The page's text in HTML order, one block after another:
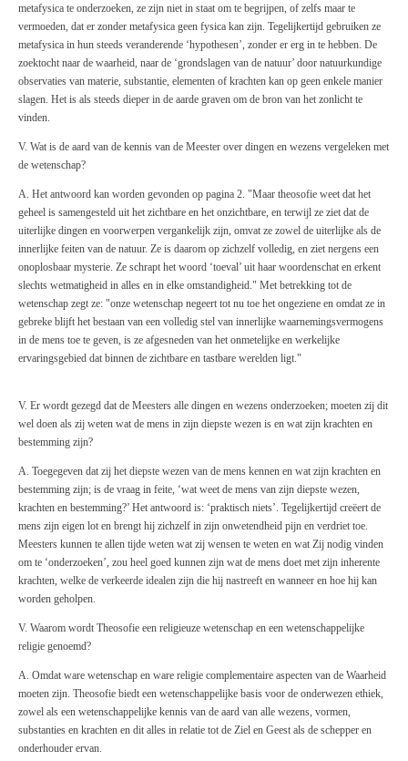
metafysica te onderzoeken, ze zijn niet in staat om te begrijpen, of zelfs maar te
vermoeden, dat er zonder metafysica geen fysica kan zijn. Tegelijkertijd gebruiken ze
metafysica in hun steeds veranderende ‘hypothesen’, zonder er erg in te hebben. De
zoektocht naar de waarheid, naar de ‘grondslagen van de natuur’ door natuurkundige
observaties van materie, substantie, elementen of krachten kan op geen enkele manier
slagen. Het is als steeds dieper in de aarde graven om de bron van het zonlicht te
vinden.
V. Wat is de aard van de kennis van de Meester over dingen en wezens vergeleken met
de wetenschap?
A. Het antwoord kan worden gevonden op pagina 2. "Maar theosofie weet dat het
geheel is samengesteld uit het zichtbare en het onzichtbare, en terwijl ze ziet dat de
uiterlijke dingen en voorwerpen vergankelijk zijn, omvat ze zowel de uiterlijke als de
innerlijke feiten van de natuur. Ze is daarom op zichzelf volledig, en ziet nergens een
onoplosbaar mysterie. Ze schrapt het woord ‘toeval’ uit haar woordenschat en erkent
slechts wetmatigheid in alles en in elke omstandigheid." Met betrekking tot de
wetenschap zegt ze: "onze wetenschap negeert tot nu toe het ongeziene en omdat ze in
gebreke blijft het bestaan van een volledig stel van innerlijke waarnemingsvermogens
in de mens toe te geven, is ze afgesneden van het onmetelijke en werkelijke
ervaringsgebied dat binnen de zichtbare en tastbare werelden ligt."
V. Er wordt gezegd dat de Meesters alle dingen en wezens onderzoeken; moeten zij dit
wel doen als zij weten wat de mens in zijn diepste wezen is en wat zijn krachten en
bestemming zijn?
A. Toegegeven dat zij het diepste wezen van de mens kennen en wat zijn krachten en
bestemming zijn; is de vraag in feite, ‘wat weet de mens van zijn diepste wezen,
krachten en bestemming?’ Het antwoord is: ‘praktisch niets’. Tegelijkertijd creëert de
mens zijn eigen lot en brengt hij zichzelf in zijn onwetendheid pijn en verdriet toe.
Meesters kunnen te allen tijde weten wat zij wensen te weten en wat Zij nodig vinden
om te ‘onderzoeken’, zou heel goed kunnen zijn wat de mens doet met zijn inherente
krachten, welke de verkeerde idealen zijn die hij nastreeft en wanneer en hoe hij kan
worden geholpen.
V. Waarom wordt Theosofie een religieuze wetenschap en een wetenschappelijke
religie genoemd?
A. Omdat ware wetenschap en ware religie complementaire aspecten van de Waarheid
moeten zijn. Theosofie biedt een wetenschappelijke basis voor de onderwezen ethiek,
zowel als een wetenschappelijke kennis van de aard van alle wezens, vormen,
substanties en krachten en dit alles in relatie tot de Ziel en Geest als de schepper en
onderhouder ervan.